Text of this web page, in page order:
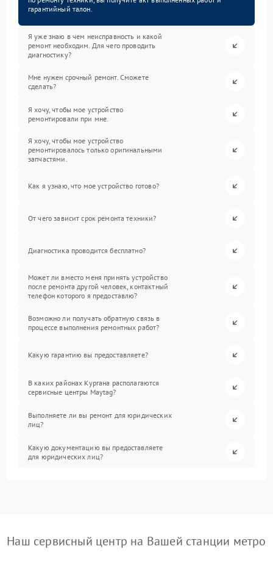
гарантийный талон.
Я уже знаю в чем неисправность и какой
ремонт необходим. Для чего проводить
диагностику?
Мне нужен срочный ремонт. Сможете
сделать?
Я хочу, чтобы мое устройство
ремонтировали при мне.
Я хочу, чтобы мое устройство
ремонтировалось только оригинальными
запчастями.
Как я узнаю, что мое устройство готово?
От чего зависит срок ремонта техники?
Диагностика проводится бесплатно?
Может ли вместо меня принять устройство
после ремонта другой человек, контактный
телефон которого я предоставлю?
Возможно ли получать обратную связь в
процессе выполнения ремонтных работ?
Какую гарантию вы предоставляете?
В каких районах Кургана располагаются
сервисные центры Maytag?
Выполняете ли вы ремонт для юридических
лиц?
Какую документацию вы предоставляете
для юридических лиц?
Наш сервисный центр на Вашей станции метро